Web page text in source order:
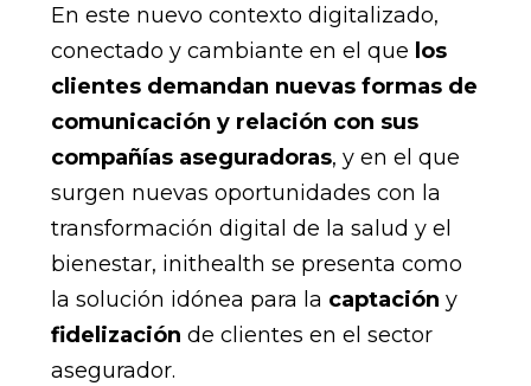
En este nuevo contexto digitalizado,
conectado y cambiante en el que los
clientes demandan nuevas formas de
comunicación y relación con sus
compañías aseguradoras, y en el que
surgen nuevas oportunidades con la
transformación digital de la salud y el
bienestar, inithealth se presenta como
la solución idónea para la captación y
fidelización de clientes en el sector
asegurador.